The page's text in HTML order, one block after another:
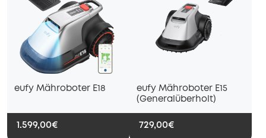
eufy Mähroboter E18
1.599,00€
eufy Mähroboter E15
(Generalüberholt)
729,00€